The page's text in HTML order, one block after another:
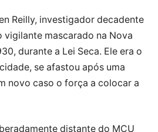
Reilly, investigador decadente
vigilante mascarado na Nova
durante a Lei Seca. Ele era o
se afastou após uma
novo caso o força a colocar a
distante do MCU